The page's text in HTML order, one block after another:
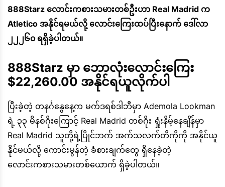
888Starz လောင်းကစားသမားတစ်ဦးဟာ Real Madrid က
Atletico အနိုင်ရမယ်လို့ လောင်းကြေးထပ်ပြီးနောက် ဒေါ်လာ
၂၂၂၆၀ ရရှိခဲ့ပါတယ်။
888Starz မှာ ဘောလုံးလောင်းကြေး
$22,260.00 အနိုင်ရယူလိုက်ပါ
ပြီးခဲ့တဲ့ တနင်္ဂနွေနေ့က မက်ဒရစ်ဒါဘီမှာ Ademola Lookman
ရဲ့ ၃၃ မိနစ်ဂိုးကြောင့် Real Madrid တစ်ဂိုး ရှုံးနိမ့်နေချိန်မှာ
Real Madrid သူတို့ရဲ့ပြိုင်ဘက် အက်သလက်တီကိုကို အနိုင်ယူ
နိုင်မယ်လို့ ကောင်းမွန်တဲ့ ခံစားချက်တွေ ရှိနေခဲ့တဲ့
လောင်းကစားသမားတစ်ယောက် ရှိခဲ့ပါတယ်။